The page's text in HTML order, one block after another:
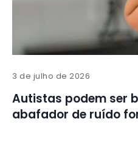
3 de julho de 2026
Autistas podem ser
abafador de ruído